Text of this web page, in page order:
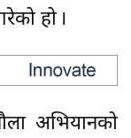
हो ।
अभियानको